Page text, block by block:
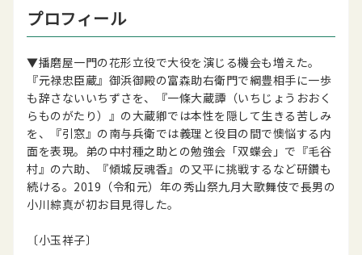
プロフィール
▼播磨屋一門の花形立役で大役を演じる機会も増えた。
『元禄忠臣蔵』御浜御殿の富森助右衛門で綱豊相手に一歩
も辞さないいちずさを、『一條大蔵譚（いちじょうおおく
らものがたり）』の大蔵卿では本性を隠して生きる苦しみ
を、『引窓』の南与兵衛では義理と役目の間で懊悩する内
面を表現。弟の中村種之助との勉強会「双蝶会」で『毛谷
村』の六助、『傾城反魂香』の又平に挑戦するなど研鑽も
続ける。2019（令和元）年の秀山祭九月大歌舞伎で長男の
小川綜真が初お目見得した。
〔小玉祥子〕